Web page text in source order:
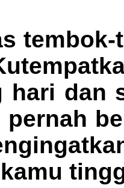
hari dan
pernah